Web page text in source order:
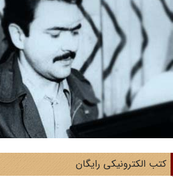
الکترونیکی رایگان